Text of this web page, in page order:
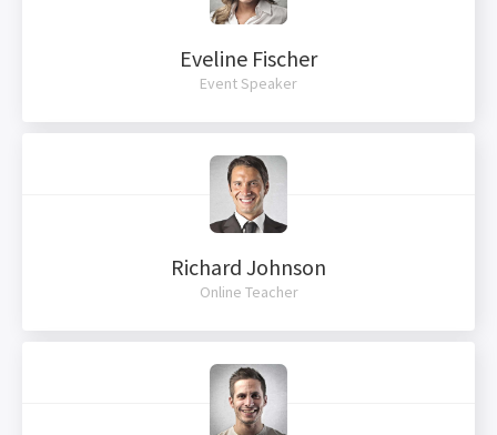
Eveline Fischer
Event Speaker
Richard Johnson
Online Teacher